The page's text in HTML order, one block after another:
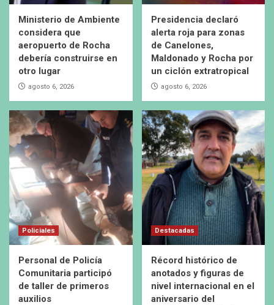
Ministerio de Ambiente
considera que
aeropuerto de Rocha
debería construirse en
otro lugar
agosto 6, 2026
Presidencia declaró
alerta roja para zonas
de Canelones,
Maldonado y Rocha por
un ciclón extratropical
agosto 6, 2026
Policiales
Personal de Policía
Comunitaria participó
de taller de primeros
auxilios
Destacadas
Récord histórico de
anotados y figuras de
nivel internacional en el
aniversario del